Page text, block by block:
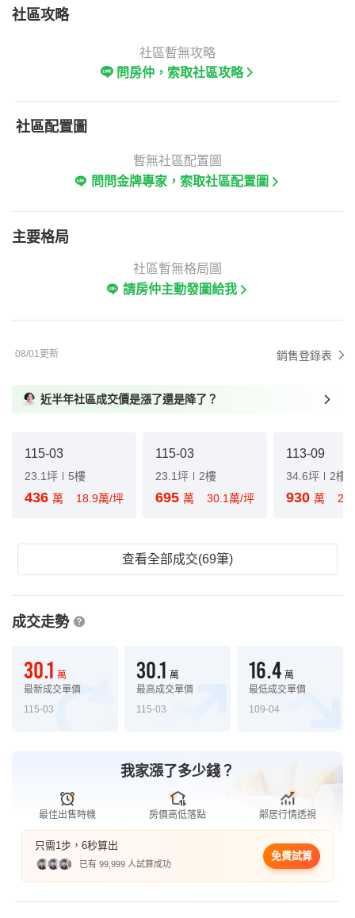
社區攻略
社區暫無攻略
問房仲，索取社區攻略
社區配置圖
暫無社區配置圖
問問金牌專家，索取社區配置圖
主要格局
社區暫無格局圖
請房仲主動發圖給我
08/01更新 銷售登錄表
近半年社區成交價是漲了還是降了？
115-03
23.1坪 5樓
436 萬 18.9萬/坪
115-03
23.1坪 2樓
695 萬 30.1萬/坪
113-09
34.6坪 2樓
930 萬
查看全部成交(69筆)
成交走勢
30.1 萬
最新成交單價
115-03
30.1 萬
最高成交單價
115-03
16.4 萬
最低成交單價
109-04
我家漲了多少錢？
最佳出售時機 房價高低落點 鄰居行情透視
只需1步，6秒算出
已有 99,999 人試算成功
免費試算